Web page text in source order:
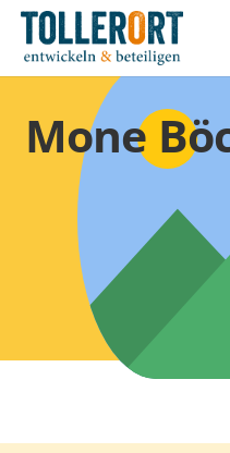
Mone